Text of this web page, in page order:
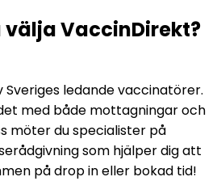
VaccinDirekt?
ledande vaccinatörer.
med både mottagningar och
möter du specialister på
som hjälper dig att
på drop in eller bokad tid!